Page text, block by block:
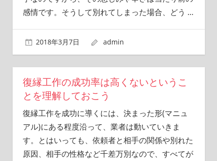
感情です。そうして別れてしまった場合、どう …
2018年3月7日 admin
復縁工作の成功率は高くないというこ
とを理解しておこう
復縁工作を成功に導くには、決まった形(マニュ
アル)にある程度沿って、業者は動いていきま
す。とはいっても、依頼者と相手の関係や別れた
原因、相手の性格など千差万別なので、すべてが